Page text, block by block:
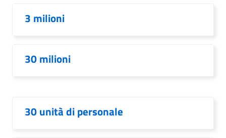
3 milioni
30 milioni
30 unità di personale